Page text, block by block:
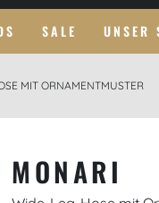
SALE UNSER
MIT ORNAMENTMUSTER
MONARI